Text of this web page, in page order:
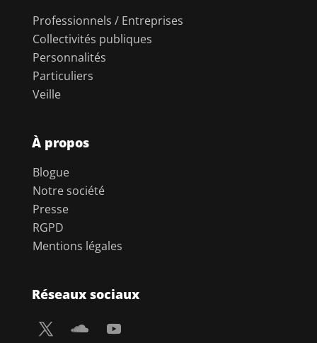
Professionnels / Entreprises
Collectivités publiques
Personnalités
Particuliers
Veille
À propos
Blogue
Notre société
Presse
RGPD
Mentions légales
Réseaux sociaux